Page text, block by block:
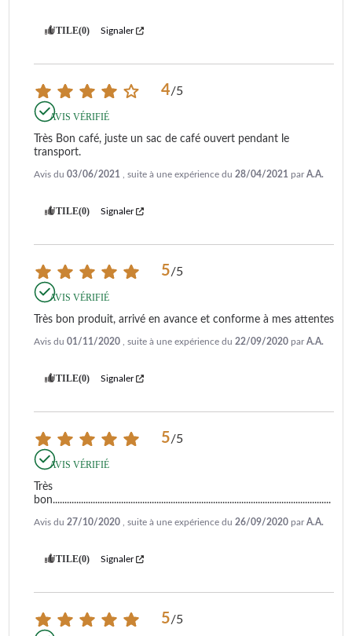
UTILE(0) Signaler
4/5
AVIS VÉRIFIÉ
Très Bon café, juste un sac de café ouvert pendant le
transport.
Avis du 03/06/2021 , suite à une expérience du 28/04/2021 parA.A.
UTILE(0) Signaler
5/5
AVIS VÉRIFIÉ
Très bon produit, arrivé en avance et conforme à mes attentes
Avis du 01/11/2020 , suite à une expérience du 22/09/2020 parA.A.
UTILE(0) Signaler
5/5
AVIS VÉRIFIÉ
Très
bon......................................................................................................................
Avis du 27/10/2020 , suite à une expérience du 26/09/2020 parA.A.
UTILE(0) Signaler
5/5